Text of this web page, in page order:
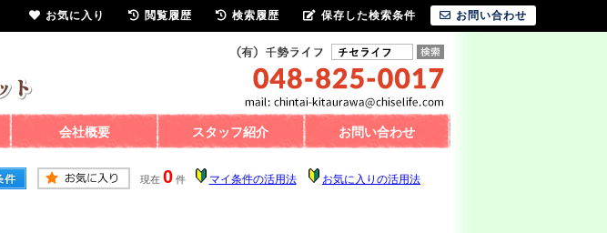
会社概要 スタッフ紹介 お問い合わせ
現在 0 件 マイ条件の活用法 お気に入りの活用法
お気に入り 閲覧履歴 検索履歴 保存した検索条件 お問い合わせ